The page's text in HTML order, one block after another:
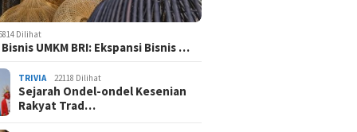
Dilihat
UMKM BRI: Ekspansi Bisnis …
TRIVIA 22118 Dilihat
Sejarah Ondel-ondel Kesenian
Rakyat Trad…